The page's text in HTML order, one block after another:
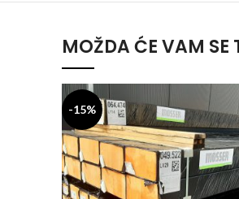
MOŽDA ĆE VAM
-15%